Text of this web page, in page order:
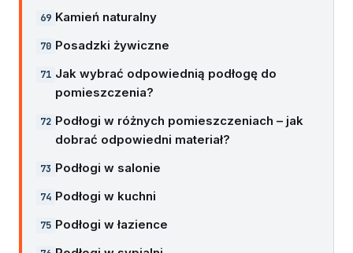
Kamień naturalny
Posadzki żywiczne
Jak wybrać odpowiednią podłogę do
pomieszczenia?
Podłogi w różnych pomieszczeniach – jak
dobrać odpowiedni materiał?
Podłogi w salonie
Podłogi w kuchni
Podłogi w łazience